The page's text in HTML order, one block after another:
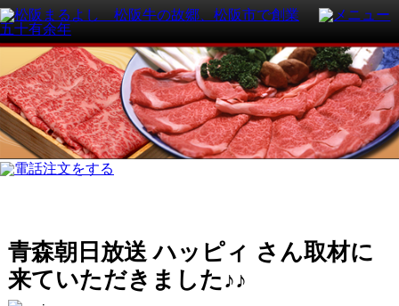
青森朝日放送 ハッピィ さん取材に
来ていただきました♪♪